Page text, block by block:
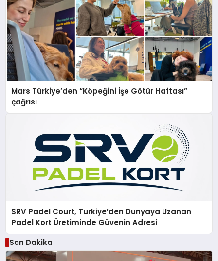
Mars Türkiye’den “Köpeğini İşe Götür Haftası”
çağrısı
SRV Padel Court, Türkiye’den Dünyaya Uzanan
Padel Kort Üretiminde Güvenin Adresi
Son Dakika